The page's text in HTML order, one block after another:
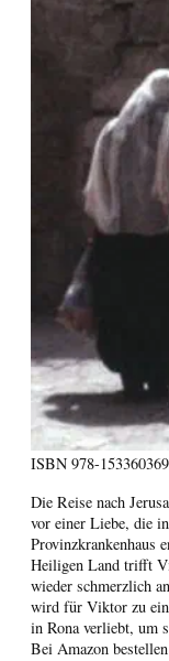
ISBN 978-
Die Reise nach
vor einer Liebe, die
Provinzkrankenhaus
Heiligen Land trifft
wieder schmerzlich
wird für Viktor zu
in Rona verliebt, um
Bei Amazon bestellen